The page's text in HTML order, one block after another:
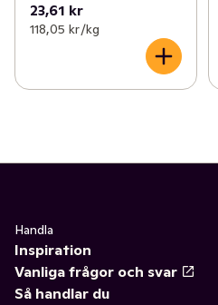
23,61 kr
118,05 kr /kg
Handla
Inspiration
Vanliga frågor och svar
Så handlar du